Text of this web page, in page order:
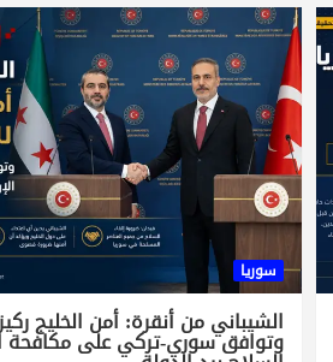
سوريا
الشيباني من أنقرة: أمن الخليج
وتوافق سوري-تركي على مكافحة